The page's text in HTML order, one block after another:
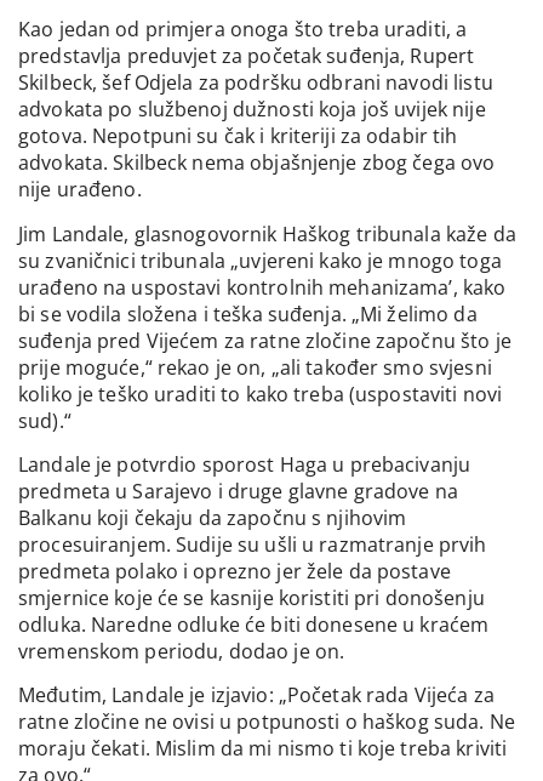
Kao jedan od primjera onoga što treba uraditi, a
predstavlja preduvjet za početak suđenja, Rupert
Skilbeck, šef Odjela za podršku odbrani navodi listu
advokata po službenoj dužnosti koja još uvijek nije
gotova. Nepotpuni su čak i kriteriji za odabir tih
advokata. Skilbeck nema objašnjenje zbog čega ovo
nije urađeno.
Jim Landale, glasnogovornik Haškog tribunala kaže da
su zvaničnici tribunala „uvjereni kako je mnogo toga
urađeno na uspostavi kontrolnih mehanizama’, kako
bi se vodila složena i teška suđenja. „Mi želimo da
suđenja pred Vijećem za ratne zločine započnu što je
prije moguće,“ rekao je on, „ali također smo svjesni
koliko je teško uraditi to kako treba (uspostaviti novi
sud).“
Landale je potvrdio sporost Haga u prebacivanju
predmeta u Sarajevo i druge glavne gradove na
Balkanu koji čekaju da započnu s njihovim
procesuiranjem. Sudije su ušli u razmatranje prvih
predmeta polako i oprezno jer žele da postave
smjernice koje će se kasnije koristiti pri donošenju
odluka. Naredne odluke će biti donesene u kraćem
vremenskom periodu, dodao je on.
Međutim, Landale je izjavio: „Početak rada Vijeća za
ratne zločine ne ovisi u potpunosti o haškog suda. Ne
moraju čekati. Mislim da mi nismo ti koje treba kriviti
za ovo.“